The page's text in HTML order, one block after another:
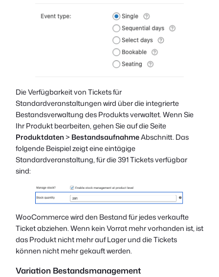
Die Verfügbarkeit von Tickets für
Standardveranstaltungen wird über die integrierte
Bestandsverwaltung des Produkts verwaltet. Wenn Sie
Ihr Produkt bearbeiten, gehen Sie auf die Seite
Produktdaten> BestandsaufnahmeAbschnitt. Das
folgende Beispiel zeigt eine eintägige
Standardveranstaltung, für die 391 Tickets verfügbar
sind:
WooCommerce wird den Bestand für jedes verkaufte
Ticket abziehen. Wenn kein Vorrat mehr vorhanden ist, ist
das Produkt nicht mehr auf Lager und die Tickets
können nicht mehr gekauft werden.
Variation Bestandsmanagement